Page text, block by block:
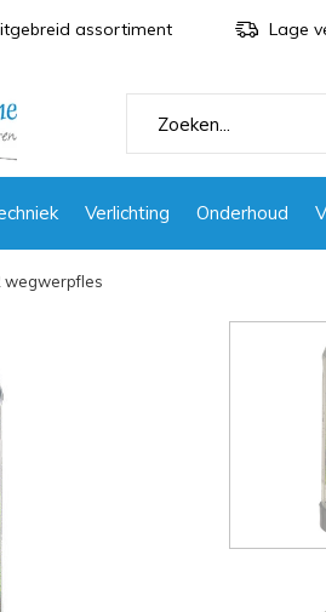
Verlichting Onderhoud
assortiment Lage
wegwerpfles